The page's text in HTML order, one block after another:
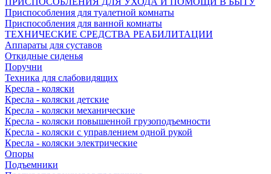
Приспособления для туалетной комнаты
Приспособления для ванной комнаты
ТЕХНИЧЕСКИЕ СРЕДСТВА РЕАБИЛИТАЦИИ
Аппараты для суставов
Откидные сиденья
Поручни
Техника для слабовидящих
Кресла - коляски
Кресла - коляски детские
Кресла - коляски механические
Кресла - коляски повышенной грузоподъемности
Кресла - коляски с управлением одной рукой
Кресла - коляски электрические
Опоры
Подъемники